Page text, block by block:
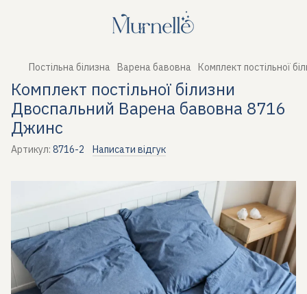
Постільна білизна Варена бавовна Комплект постільної
Комплект постільної білизни
Двоспальний Варена бавовна 8716
Джинс
Артикул: 8716-2 Написати відгук